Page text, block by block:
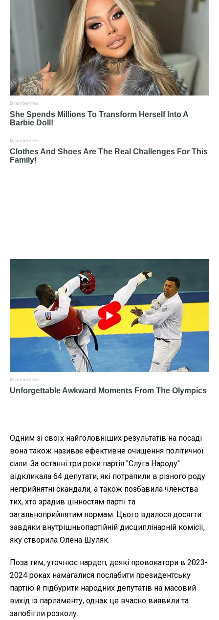
Одним зі своїх найголовніших результатів на посаді
вона також називає ефективне очищення політичної
сили. За останні три роки партія "Слуга Народу"
відкликала 64 депутати, які потрапили в різного роду
неприйнятні скандали, а також позбавила членства
тих, хто зрадив цінностям партії та
загальноприйнятим нормам. Цього вдалося досягти
завдяки внутрішньопартійній дисциплінарній комісії,
яку створила Олена Шуляк.
Поза тим, уточнює нардеп, деякі провокатори в 2023-
2024 роках намагалися послабити президентську
партію й підбурити народних депутатів на масовий
вихід із парламенту, однак це вчасно виявили та
запобігли розколу.